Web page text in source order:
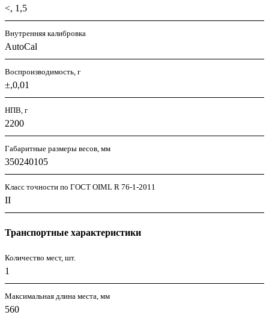
<, 1,5
Внутренняя калибровка
AutoCal
Воспроизводимость, г
±,0,01
НПВ, г
2200
Габаритные размеры весов, мм
350240105
Класс точности по ГОСТ OIML R 76-1-2011
II
Транспортные характеристики
Количество мест, шт.
1
Максимальная длина места, мм
560